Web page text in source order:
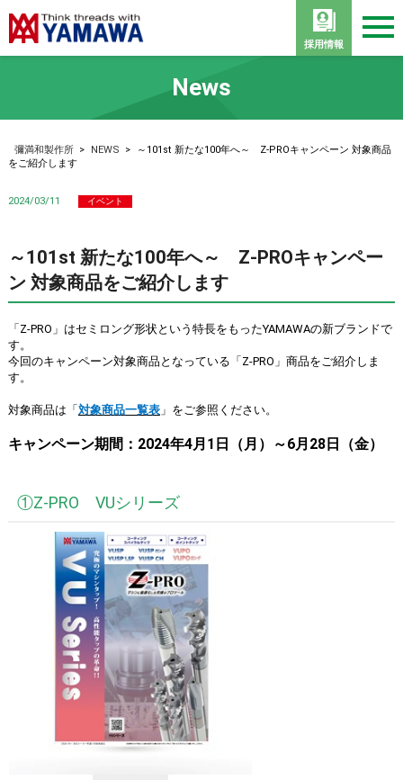
採用情報
News
彌満和製作所 > NEWS >
～101st 新たな100年へ～ Z-PROキャンペーン 対象商品
をご紹介します
2024/03/11 イベント
～101st 新たな100年へ～ Z-PROキャンペー
ン 対象商品をご紹介します
「Z-PRO」はセミロング形状という特長をもったYAMAWAの新ブランドで
す。
今回のキャンペーン対象商品となっている「Z-PRO」商品をご紹介しま
す。
対象商品は「 対象商品一覧表」をご参照ください。
キャンペーン期間：2024年4月1日（月）～6月28日（金）
①Z-PRO VUシリーズ